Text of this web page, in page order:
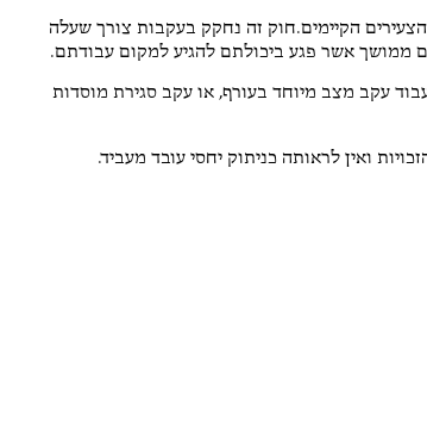
בשנת 2006 והוא אחד מחוקי המגן הצעירים הקיימים.חוק זה נחקק בעקבות צורך שעלה
ממושך אשר פגע ביכולתם להגיע למקום עבודתם.
עקב מצב מיוחד בעורף, או עקב סגירת מוסדות
ואין לראותה כניתוק יחסי עובד מעביד.
Barak Topaz